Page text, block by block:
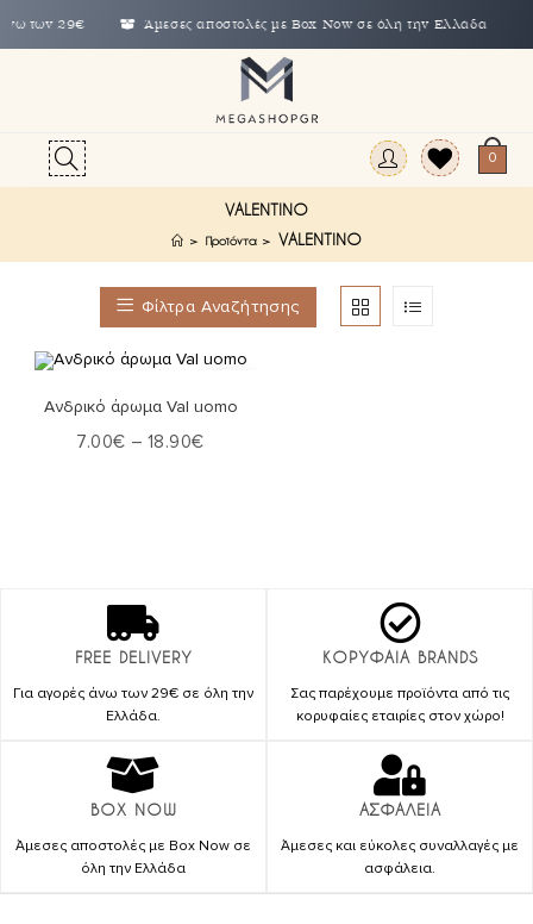
των 29€ Άμεσες αποστολές με Box Now σε όλη την Ελλάδα
0
VALENTINO
> Προϊόντα > VALENTINO
Φίλτρα Αναζήτησης
Ανδρικό άρωμα Val uomo
7.00€ – 18.90€
FREE DELIVERY
Για αγορές άνω των 29€ σε όλη την
Ελλάδα.
ΚΟΡΥΦΑΙΑ BRANDS
Σας παρέχουμε προϊόντα από τις
κορυφαίες εταιρίες στον χώρο!
BOX NOW
Άμεσες αποστολές με Box Now σε
όλη την Ελλάδα
ΑΣΦΑΛΕΙΑ
Άμεσες και εύκολες συναλλαγές με
ασφάλεια.